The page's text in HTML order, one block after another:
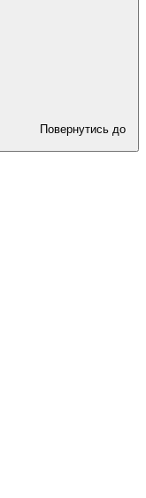
Повернутись до